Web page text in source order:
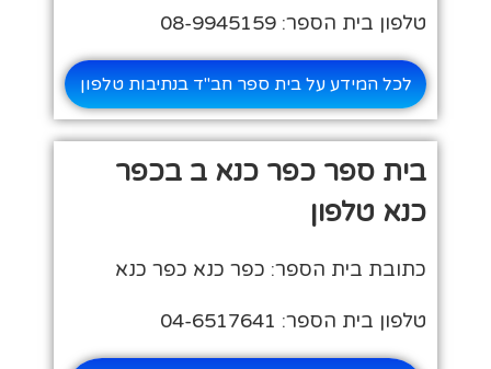
טלפון בית הספר: 08-9945159
לכל המידע על בית ספר חב"ד בנתיבות טלפון
בית ספר כפר כנא ב בכפר
כנא טלפון
כתובת בית הספר: כפר כנא כפר כנא
טלפון בית הספר: 04-6517641